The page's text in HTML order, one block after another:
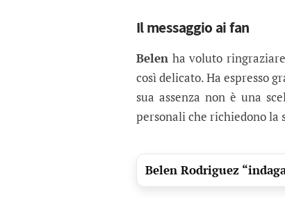
Il messaggio ai fan
Belenha voluto
così delicato. Ha espresso
sua assenza non è una
personali che richiedono la
Belen Rodriguez